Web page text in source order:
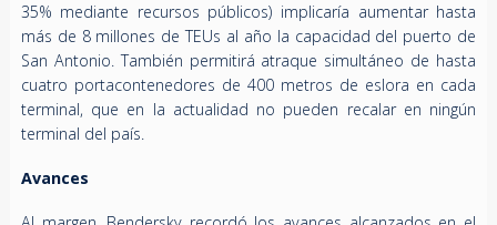
35% mediante recursos públicos) implicaría aumentar hasta
más de 8 millones de TEUs al año la capacidad del puerto de
San Antonio. También permitirá atraque simultáneo de hasta
cuatro portacontenedores de 400 metros de eslora en cada
terminal, que en la actualidad no pueden recalar en ningún
terminal del país.
Avances